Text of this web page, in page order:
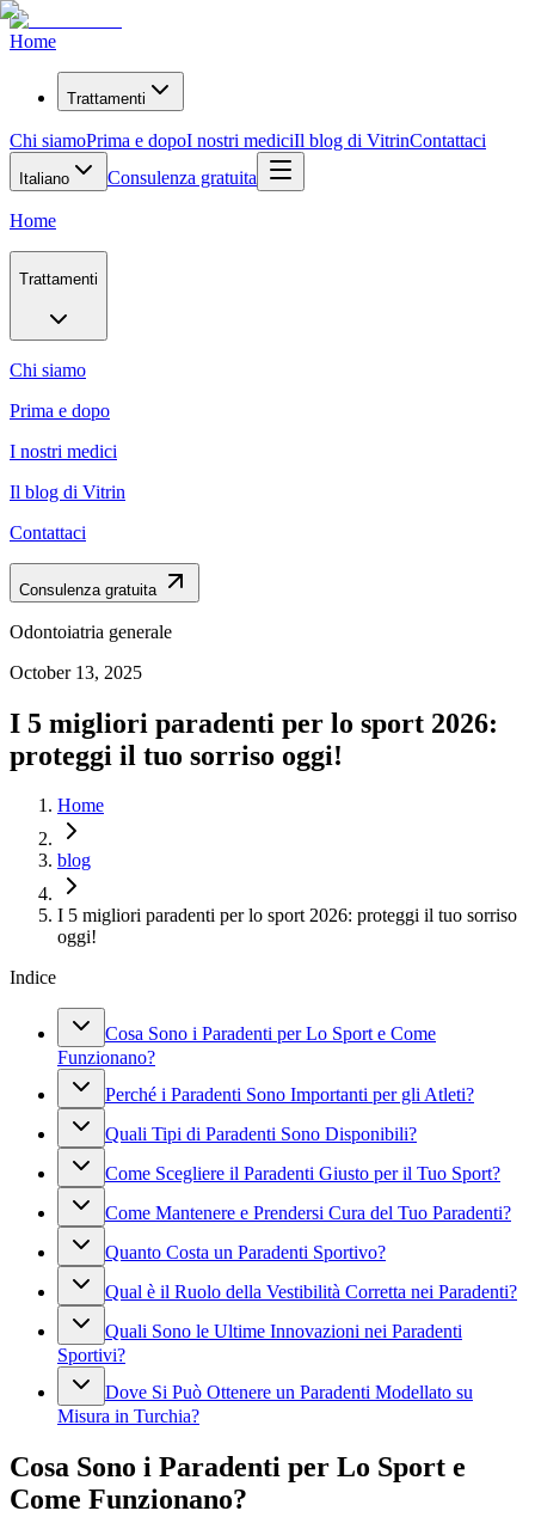
Home
Trattamenti
Chi siamoPrima e dopoI nostri mediciIl blog di VitrinContattaci
Italiano Consulenza gratuita
Home
Trattamenti
Chi siamo
Prima e dopo
I nostri medici
Il blog di Vitrin
Contattaci
Consulenza gratuita
Odontoiatria generale
October 13, 2025
I 5 migliori paradenti per lo sport 2026:
proteggi il tuo sorriso oggi!
Home
blog
I 5 migliori paradenti per lo sport 2026: proteggi il tuo sorriso
oggi!
Indice
Cosa Sono i Paradenti per Lo Sport e Come
Funzionano?
Perché i Paradenti Sono Importanti per gli Atleti?
Quali Tipi di Paradenti Sono Disponibili?
Come Scegliere il Paradenti Giusto per il Tuo Sport?
Come Mantenere e Prendersi Cura del Tuo Paradenti?
Quanto Costa un Paradenti Sportivo?
Qual è il Ruolo della Vestibilità Corretta nei Paradenti?
Quali Sono le Ultime Innovazioni nei Paradenti
Sportivi?
Dove Si Può Ottenere un Paradenti Modellato su
Misura in Turchia?
Cosa Sono i Paradenti per Lo Sport e
Come Funzionano?